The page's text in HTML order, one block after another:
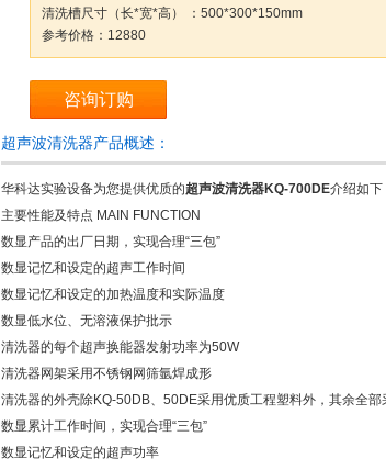
清洗槽尺寸（长*宽*高） ：500*300*150mm
参考价格：12880
咨询订购
超声波清洗器产品概述：
华科达实验设备为您提供优质的超声波清洗器KQ-700DE介绍如下
主要性能及特点 MAIN FUNCTION
数显产品的出厂日期，实现合理“三包”
数显记忆和设定的超声工作时间
数显记忆和设定的加热温度和实际温度
数显低水位、无溶液保护批示
清洗器的每个超声换能器发射功率为50W
清洗器网架采用不锈钢网筛氩焊成形
清洗器的外壳除KQ-50DB、50DE采用优质工程塑料外，其余全部
数显累计工作时间，实现合理“三包”
数显记忆和设定的超声功率